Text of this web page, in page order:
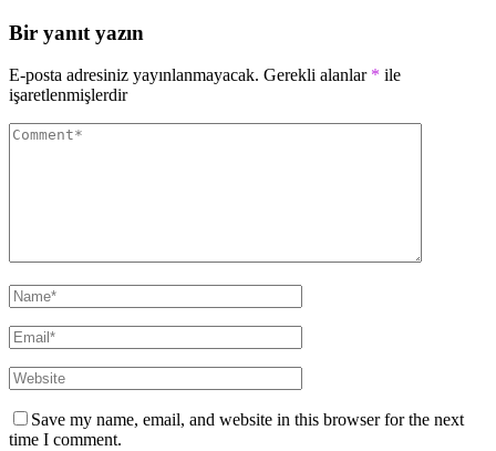
Bir yanıt yazın
E-posta adresiniz yayınlanmayacak. Gerekli alanlar * ile
işaretlenmişlerdir
Save my name, email, and website in this browser for the next
time I comment.